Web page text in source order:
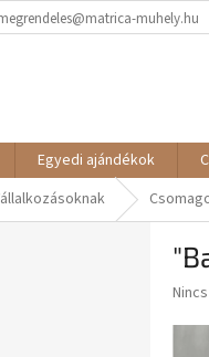
muhely.hu
Egyedi ajándékok
A